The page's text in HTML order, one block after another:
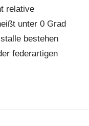
relative
unter 0 Grad
bestehen
federartigen